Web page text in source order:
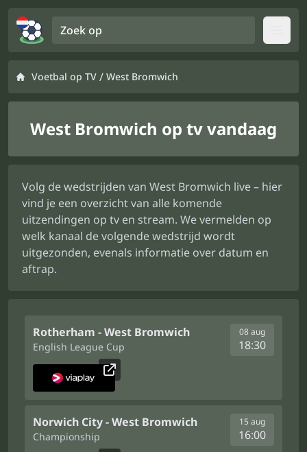
Voetbal op TV / West Bromwich
West Bromwich op tv vandaag
Volg de wedstrijden van West Bromwich live – hier
vind je een overzicht van alle komende
uitzendingen op tv en stream. We vermelden op
welk kanaal de volgende wedstrijd wordt
uitgezonden, evenals informatie over datum en
aftrap.
Rotherham - West Bromwich
English League Cup
08 aug
18:30
Norwich City - West Bromwich
Championship
15 aug
16:00